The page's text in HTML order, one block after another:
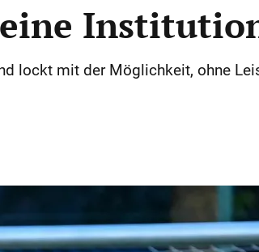
lockt mit der Möglichkeit, ohne